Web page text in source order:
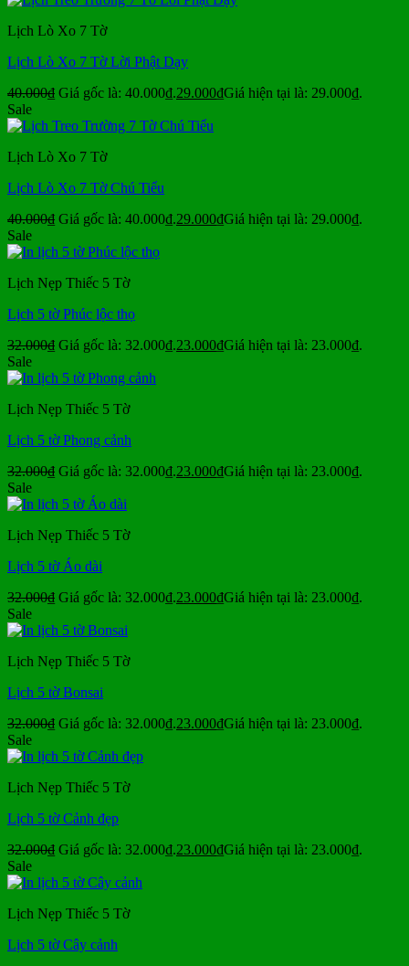
Lịch Lò Xo 7 Tờ
Lịch Lò Xo 7 Tờ Lời Phật Dạy
40.000₫ Giá gốc là: 40.000₫.29.000₫Giá hiện tại là: 29.000₫.
Sale
Lịch Lò Xo 7 Tờ
Lịch Lò Xo 7 Tờ Chú Tiểu
40.000₫ Giá gốc là: 40.000₫.29.000₫Giá hiện tại là: 29.000₫.
Sale
Lịch Nẹp Thiếc 5 Tờ
Lịch 5 tờ Phúc lộc thọ
32.000₫ Giá gốc là: 32.000₫.23.000₫Giá hiện tại là: 23.000₫.
Sale
Lịch Nẹp Thiếc 5 Tờ
Lịch 5 tờ Phong cảnh
32.000₫ Giá gốc là: 32.000₫.23.000₫Giá hiện tại là: 23.000₫.
Sale
Lịch Nẹp Thiếc 5 Tờ
Lịch 5 tờ Áo dài
32.000₫ Giá gốc là: 32.000₫.23.000₫Giá hiện tại là: 23.000₫.
Sale
Lịch Nẹp Thiếc 5 Tờ
Lịch 5 tờ Bonsai
32.000₫ Giá gốc là: 32.000₫.23.000₫Giá hiện tại là: 23.000₫.
Sale
Lịch Nẹp Thiếc 5 Tờ
Lịch 5 tờ Cảnh đẹp
32.000₫ Giá gốc là: 32.000₫.23.000₫Giá hiện tại là: 23.000₫.
Sale
Lịch Nẹp Thiếc 5 Tờ
Lịch 5 tờ Cây cảnh